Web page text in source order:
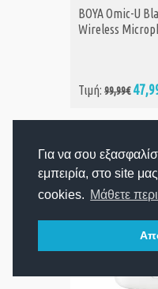
Για να σου
εμπειρία, στο site
cookies. Μάθετε
BOYA Omic-U
Wireless
Τιμή: 99,99€